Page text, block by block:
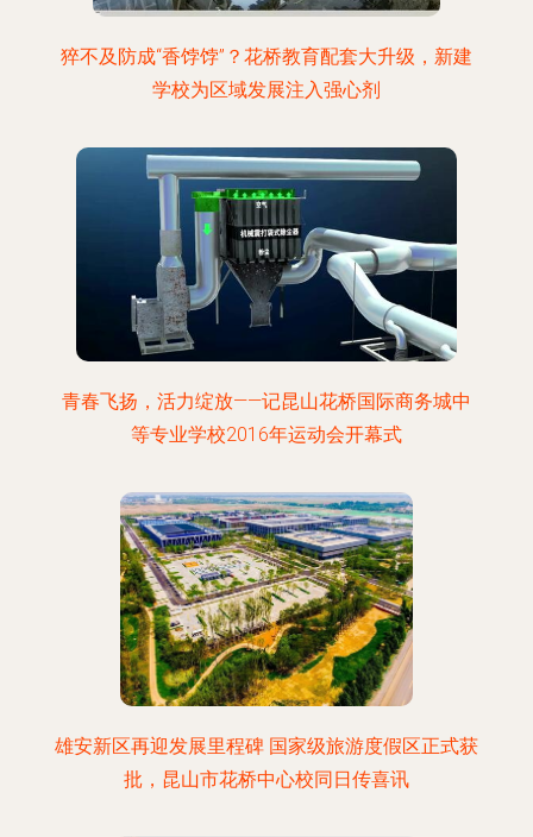
猝不及防成“香饽饽”？花桥教育配套大升级，新建
学校为区域发展注入强心剂
青春飞扬，活力绽放——记昆山花桥国际商务城中
等专业学校2016年运动会开幕式
雄安新区再迎发展里程碑 国家级旅游度假区正式获
批，昆山市花桥中心校同日传喜讯